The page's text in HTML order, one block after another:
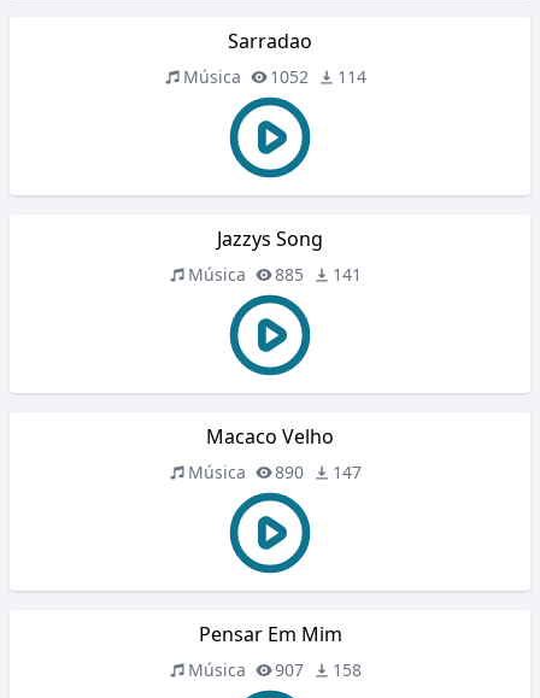
Sarradao
Música 1052 114
Jazzys Song
Música 885 141
Macaco Velho
Música 890 147
Pensar Em Mim
Música 907 158